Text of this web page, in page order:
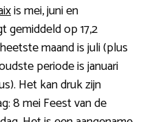
is mei, juni en
gemiddeld op 17,2
maand is juli (plus
periode is januari
Het kan druk zijn
8 mei Feest van de